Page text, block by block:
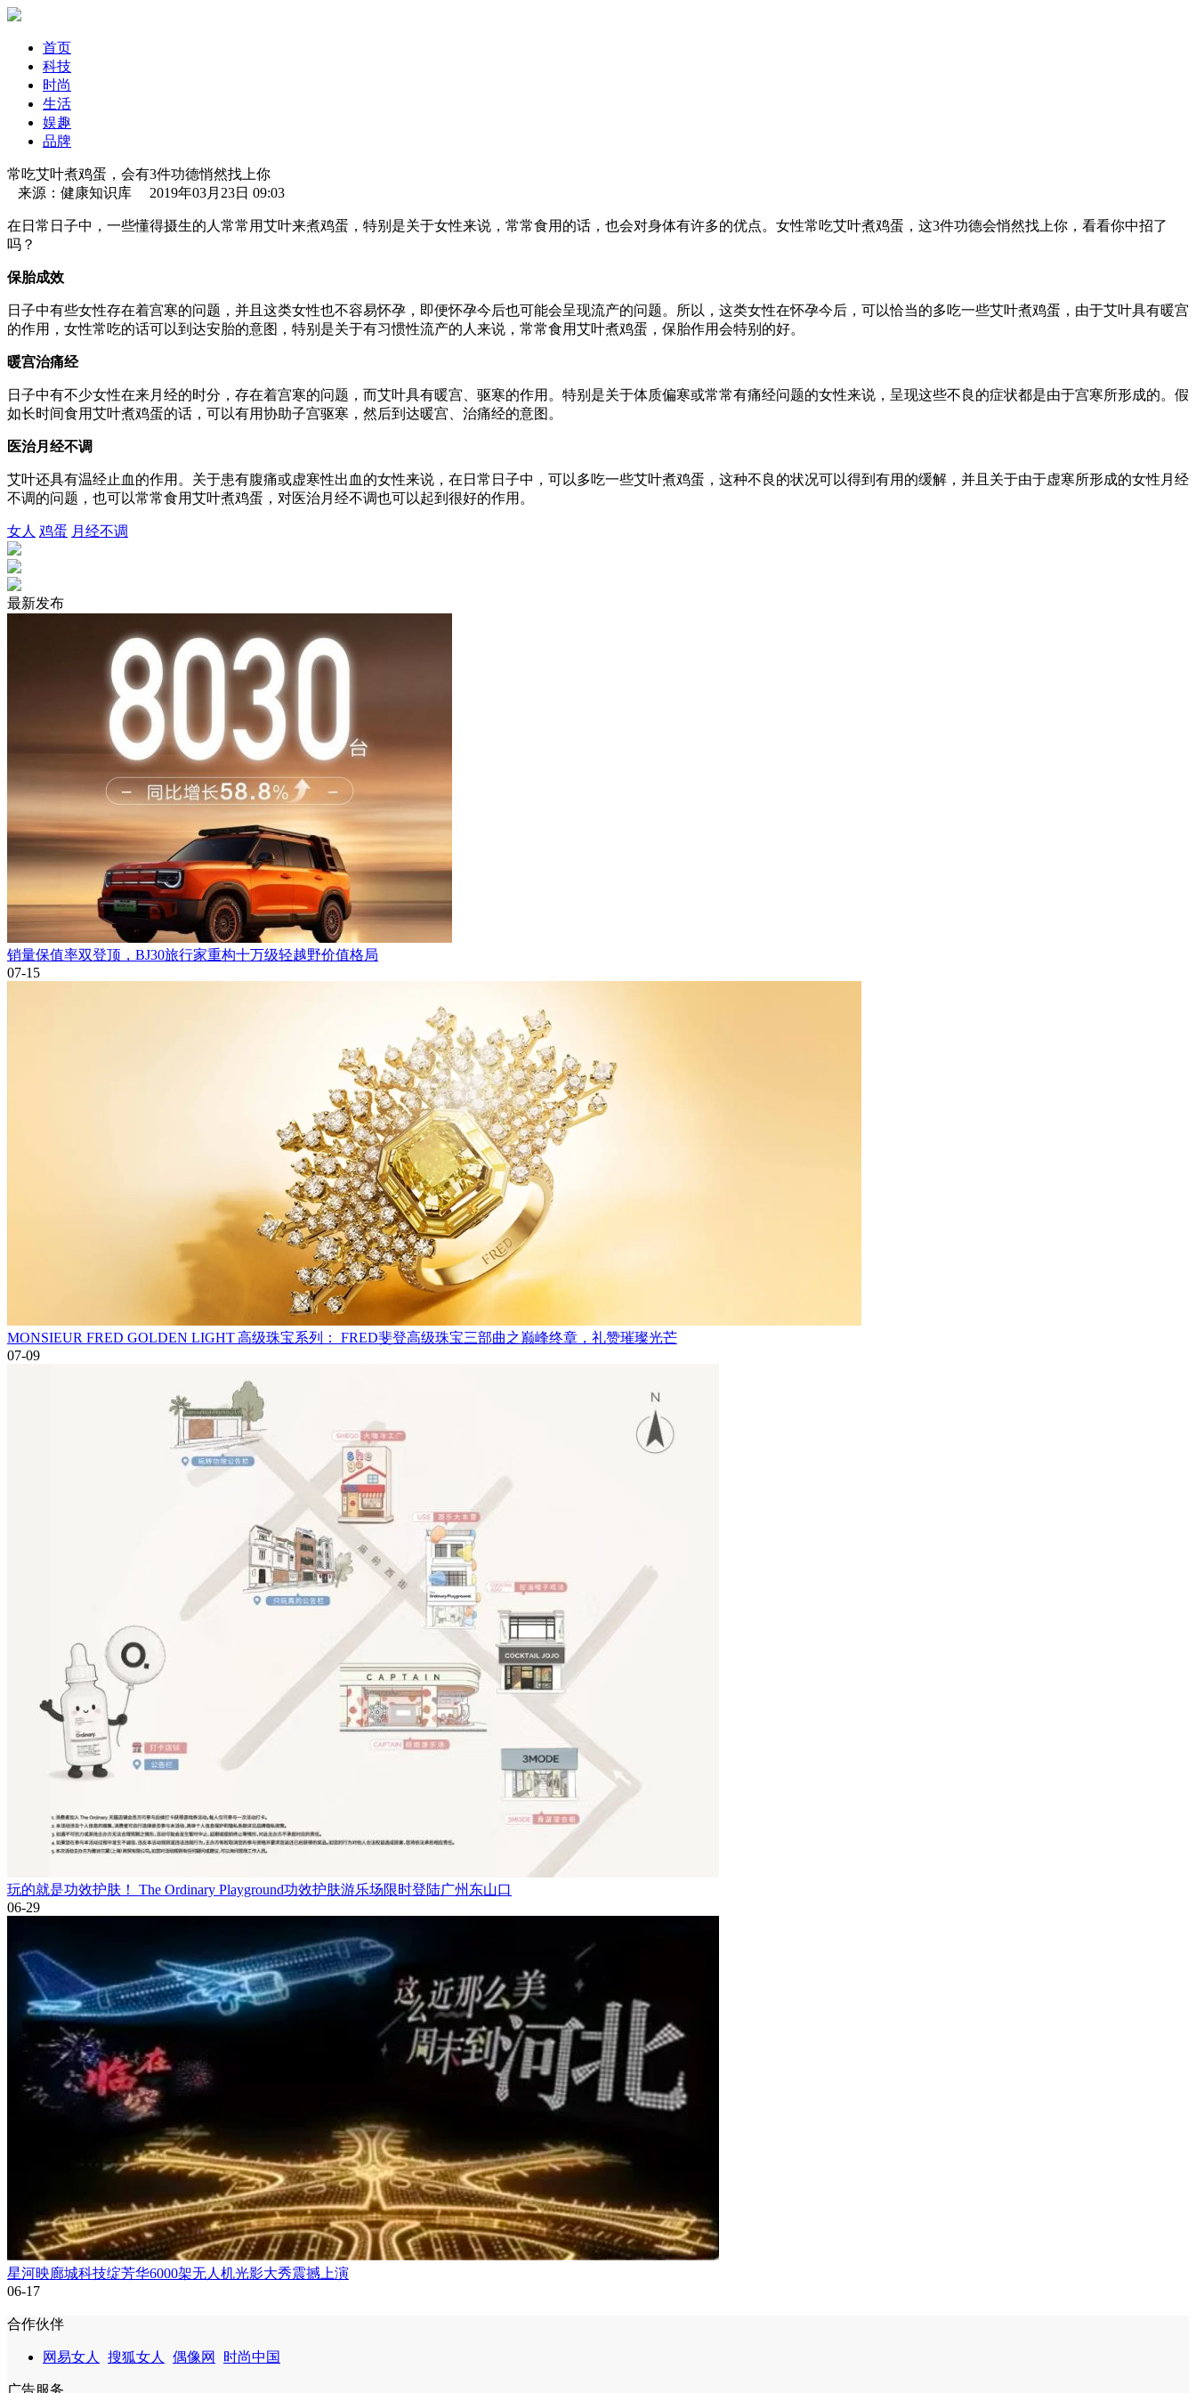
首页
科技
时尚
生活
娱趣
品牌
常吃艾叶煮鸡蛋，会有3件功德悄然找上你
来源：健康知识库 2019年03月23日 09:03
在日常日子中，一些懂得摄生的人常常用艾叶来煮鸡蛋，特别是关于女性来说，常常食用的话，也会对身体有许多的优点。女性常吃艾叶煮鸡蛋，这3件功德会悄然找上你，看看你中招了
吗？
保胎成效
日子中有些女性存在着宫寒的问题，并且这类女性也不容易怀孕，即便怀孕今后也可能会呈现流产的问题。所以，这类女性在怀孕今后，可以恰当的多吃一些艾叶煮鸡蛋，由于艾叶具有暖宫
的作用，女性常吃的话可以到达安胎的意图，特别是关于有习惯性流产的人来说，常常食用艾叶煮鸡蛋，保胎作用会特别的好。
暖宫治痛经
日子中有不少女性在来月经的时分，存在着宫寒的问题，而艾叶具有暖宫、驱寒的作用。特别是关于体质偏寒或常常有痛经问题的女性来说，呈现这些不良的症状都是由于宫寒所形成的。假
如长时间食用艾叶煮鸡蛋的话，可以有用协助子宫驱寒，然后到达暖宫、治痛经的意图。
医治月经不调
艾叶还具有温经止血的作用。关于患有腹痛或虚寒性出血的女性来说，在日常日子中，可以多吃一些艾叶煮鸡蛋，这种不良的状况可以得到有用的缓解，并且关于由于虚寒所形成的女性月经
不调的问题，也可以常常食用艾叶煮鸡蛋，对医治月经不调也可以起到很好的作用。
女人 鸡蛋 月经不调
最新发布
销量保值率双登顶，BJ30旅行家重构十万级轻越野价值格局
07-15
MONSIEUR FRED GOLDEN LIGHT 高级珠宝系列： FRED斐登高级珠宝三部曲之巅峰终章，礼赞璀璨光芒
07-09
玩的就是功效护肤！ The Ordinary Playground功效护肤游乐场限时登陆广州东山口
06-29
星河映廊城科技绽芳华6000架无人机光影大秀震撼上演
06-17
合作伙伴
网易女人 搜狐女人 偶像网 时尚中国
广告服务